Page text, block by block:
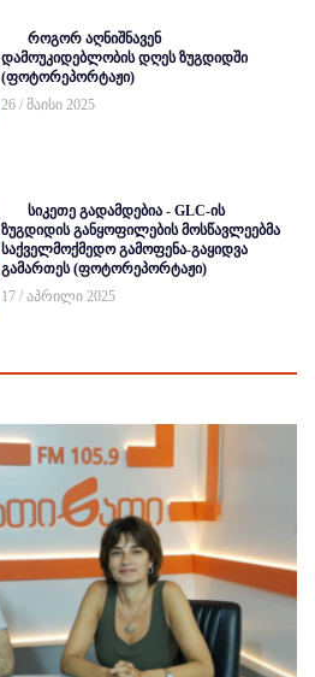
როგორ აღნიშნავენ
დამოუკიდებლობის დღეს ზუგდიდში
(ფოტორეპორტაჟი)
26 / მაისი 2025
სიკეთე გადამდებია - GLC-ის
ზუგდიდის განყოფილების მოსწავლეებმა
საქველმოქმედო გამოფენა-გაყიდვა
გამართეს (ფოტორეპორტაჟი)
17 / აპრილი 2025